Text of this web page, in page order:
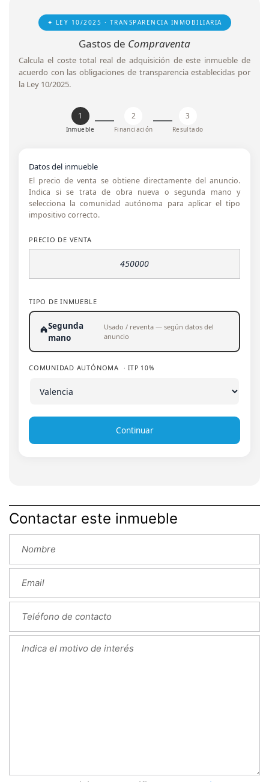
✦ LEY 10/2025 · TRANSPARENCIA INMOBILIARIA
Gastos de Compraventa
Calcula el coste total real de adquisición de este inmueble de
acuerdo con las obligaciones de transparencia establecidas por
la Ley 10/2025.
1
Inmueble
2
Financiación
3
Resultado
Datos del inmueble
El precio de venta se obtiene directamente del anuncio.
Indica si se trata de obra nueva o segunda mano y
selecciona la comunidad autónoma para aplicar el tipo
impositivo correcto.
PRECIO DE VENTA
TIPO DE INMUEBLE
Segunda
mano
Usado / reventa — según datos del
anuncio
COMUNIDAD AUTÓNOMA · ITP 10%
Continuar
Contactar este inmueble